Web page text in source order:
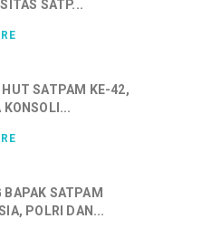
SATP...
HUT SATPAM KE-42,
KONSOLI...
BAPAK SATPAM
POLRI DAN...